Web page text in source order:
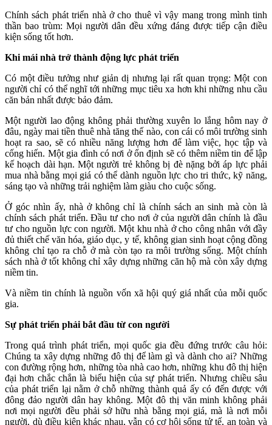
Chính sách phát triển nhà ở cho thuê vì vậy mang trong mình tinh
thần bao trùm: Mọi người dân đều xứng đáng được tiếp cận điều
kiện sống tốt hơn.
Khi mái nhà trở thành động lực phát triển
Có một điều tưởng như giản dị nhưng lại rất quan trọng: Một con
người chỉ có thể nghĩ tới những mục tiêu xa hơn khi những nhu cầu
căn bản nhất được bảo đảm.
Một người lao động không phải thường xuyên lo lắng hôm nay ở
đâu, ngày mai tiền thuê nhà tăng thế nào, con cái có môi trường sinh
hoạt ra sao, sẽ có nhiều năng lượng hơn để làm việc, học tập và
cống hiến. Một gia đình có nơi ở ổn định sẽ có thêm niềm tin để lập
kế hoạch dài hạn. Một người trẻ không bị đè nặng bởi áp lực phải
mua nhà bằng mọi giá có thể dành nguồn lực cho tri thức, kỹ năng,
sáng tạo và những trải nghiệm làm giàu cho cuộc sống.
Ở góc nhìn ấy, nhà ở không chỉ là chính sách an sinh mà còn là
chính sách phát triển. Đầu tư cho nơi ở của người dân chính là đầu
tư cho nguồn lực con người. Một khu nhà ở cho công nhân với đầy
đủ thiết chế văn hóa, giáo dục, y tế, không gian sinh hoạt cộng đồng
không chỉ tạo ra chỗ ở mà còn tạo ra môi trường sống. Một chính
sách nhà ở tốt không chỉ xây dựng những căn hộ mà còn xây dựng
niềm tin.
Và niềm tin chính là nguồn vốn xã hội quý giá nhất của mỗi quốc
gia.
Sự phát triển phải bắt đầu từ con người
Trong quá trình phát triển, mọi quốc gia đều đứng trước câu hỏi:
Chúng ta xây dựng những đô thị để làm gì và dành cho ai? Những
con đường rộng hơn, những tòa nhà cao hơn, những khu đô thị hiện
đại hơn chắc chắn là biểu hiện của sự phát triển. Nhưng chiều sâu
của phát triển lại nằm ở chỗ những thành quả ấy có đến được với
đông đảo người dân hay không. Một đô thị văn minh không phải
nơi mọi người đều phải sở hữu nhà bằng mọi giá, mà là nơi mỗi
người, dù điều kiện khác nhau, vẫn có cơ hội sống tử tế, an toàn và